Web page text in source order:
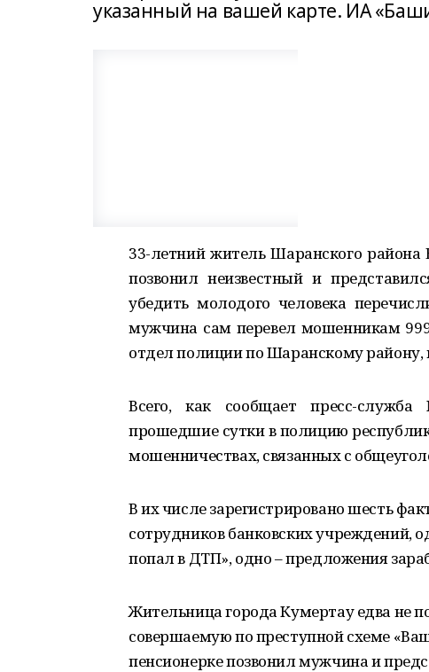
указанный на вашей карте. ИА
33-летний житель Шаранского
позвонил неизвестный и
убедить молодого человека
мужчина сам перевел мошенникам
отдел полиции по Шаранскому району,
Всего, как сообщает пресс-
прошедшие сутки в полицию
мошенничествах, связанных с
В их числе зарегистрировано шесть
сотрудников банковских учреждений,
попал в ДТП», одно – предложения
Жительница города Кумертау едва не
совершаемую по преступной схеме
пенсионерке позвонил мужчина и